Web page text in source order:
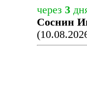
через 3
Соснин